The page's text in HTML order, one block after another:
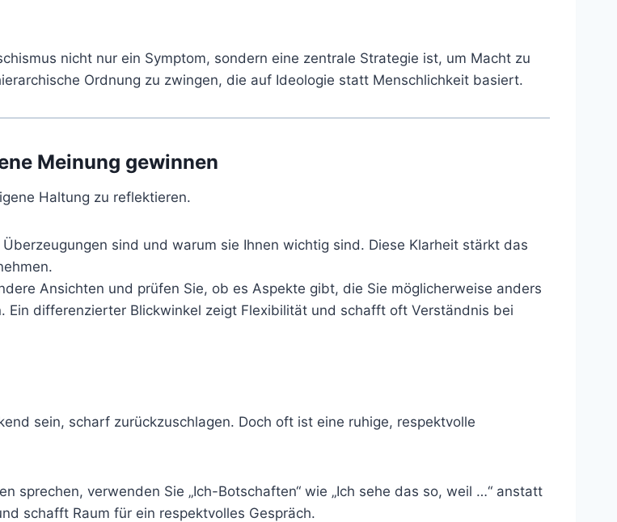
nicht nur ein Symptom, sondern eine zentrale Strategie ist, um Macht zu
Ordnung zu zwingen, die auf Ideologie statt Menschlichkeit basiert.
Meinung gewinnen
Haltung zu reflektieren.
sind und warum sie Ihnen wichtig sind. Diese Klarheit stärkt das
Ansichten und prüfen Sie, ob es Aspekte gibt, die Sie möglicherweise anders
Ein differenzierter Blickwinkel zeigt Flexibilität und schafft oft Verständnis bei
sein, scharf zurückzuschlagen. Doch oft ist eine ruhige, respektvolle
sprechen, verwenden Sie „Ich-Botschaften“ wie „Ich sehe das so, weil …“ anstatt
schafft Raum für ein respektvolles Gespräch.